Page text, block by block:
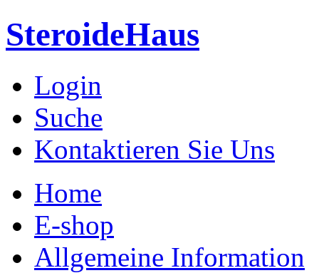
SteroideHaus
Login
Suche
Kontaktieren Sie Uns
Home
E-shop
Allgemeine Information